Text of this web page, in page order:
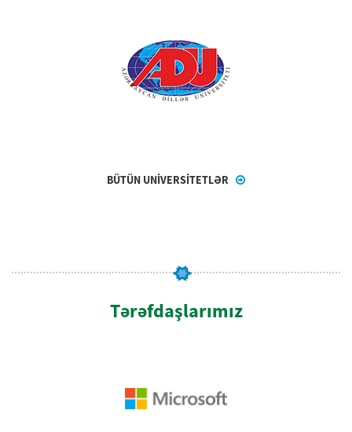
BÜTÜN UNİVERSİTETLƏR
Tərəfdaşlarımız